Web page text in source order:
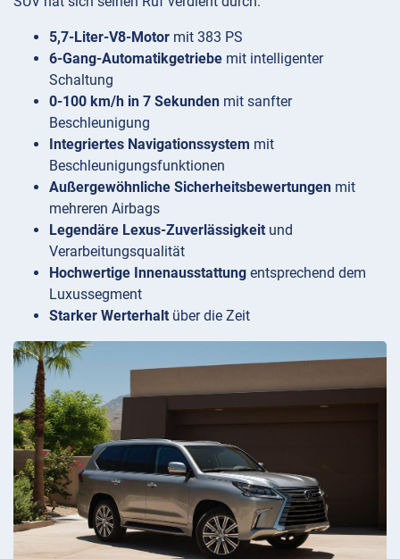
5,7-Liter-V8-Motor mit 383 PS
6-Gang-Automatikgetriebe mit intelligenter
Schaltung
0-100 km/h in 7 Sekunden mit sanfter
Beschleunigung
Integriertes Navigationssystem mit
Beschleunigungsfunktionen
Außergewöhnliche Sicherheitsbewertungen mit
mehreren Airbags
Legendäre Lexus-Zuverlässigkeit und
Verarbeitungsqualität
Hochwertige Innenausstattung entsprechend dem
Luxussegment
Starker Werterhalt über die Zeit